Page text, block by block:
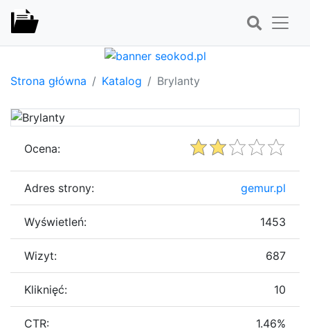
Strona główna Katalog Brylanty
Ocena:
Adres strony: gemur.pl
Wyświetleń: 1453
Wizyt: 687
Kliknięć: 10
CTR: 1.46%